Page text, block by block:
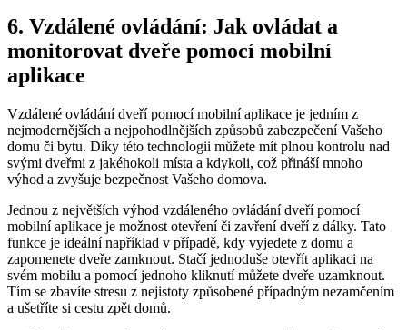
6. Vzdálené ovládání: Jak ovládat a
monitorovat dveře pomocí mobilní
aplikace
Vzdálené ovládání dveří pomocí mobilní aplikace je jedním z
nejmodernějších a nejpohodlnějších způsobů zabezpečení Vašeho
domu či bytu. Díky této technologii můžete mít plnou kontrolu nad
svými dveřmi z jakéhokoli místa a kdykoli, což přináší mnoho
výhod a zvyšuje bezpečnost Vašeho domova.
Jednou z největších výhod vzdáleného ovládání dveří pomocí
mobilní aplikace je možnost otevření či zavření dveří z dálky. Tato
funkce je ideální například v případě, kdy vyjedete z domu a
zapomenete dveře zamknout. Stačí jednoduše otevřít aplikaci na
svém mobilu a pomocí jednoho kliknutí můžete dveře uzamknout.
Tím se zbavíte stresu z nejistoty způsobené případným nezamčením
a ušetříte si cestu zpět domů.